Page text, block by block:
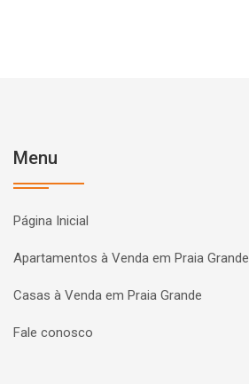
Menu
Página Inicial
Apartamentos à Venda em Praia Grande
Casas à Venda em Praia Grande
Fale conosco